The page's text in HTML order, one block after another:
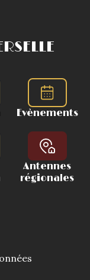
Evènements
Antennes
régionales